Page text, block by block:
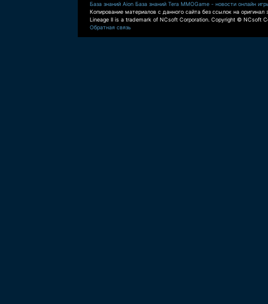
База знаний Aion База знаний Tera MMOGame - новости онлайн
Копирование материалов с данного сайта без ссылок на оригинал
Lineage II is a trademark of NCsoft Corporation. Copyright © NCsoft
Обратная связь